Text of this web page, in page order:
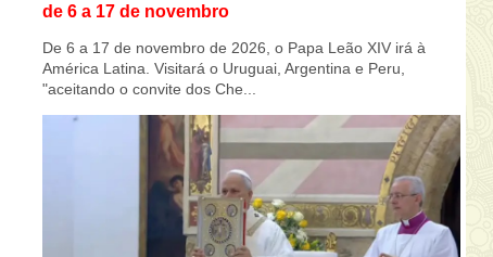
de 6 a 17 de novembro
De 6 a 17 de novembro de 2026, o Papa Leão XIV irá à
América Latina. Visitará o Uruguai, Argentina e Peru,
"aceitando o convite dos Che...